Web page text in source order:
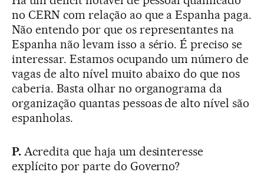
no CERN com relação ao que a Espanha paga.
Não entendo por que os representantes na
Espanha não levam isso a sério. É preciso se
interessar. Estamos ocupando um número de
vagas de alto nível muito abaixo do que nos
caberia. Basta olhar no organograma da
organização quantas pessoas de alto nível são
espanholas.
P.Acredita que haja um desinteresse
explícito por parte do Governo?